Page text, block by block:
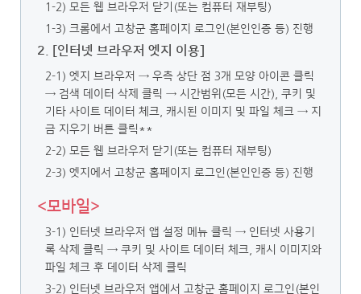
1-2) 모든 웹 브라우저 닫기(또는 컴퓨터 재부팅)
1-3) 크롬에서 고창군 홈페이지 로그인(본인인증 등) 진행
2. [인터넷 브라우저 엣지 이용]
2-1) 엣지 브라우저 → 우측 상단 점 3개 모양 아이콘 클릭
→ 검색 데이터 삭제 클릭 → 시간범위(모든 시간), 쿠키 및
기타 사이트 데이터 체크, 캐시된 이미지 및 파일 체크 → 지
금 지우기 버튼 클릭**
2-2) 모든 웹 브라우저 닫기(또는 컴퓨터 재부팅)
2-3) 엣지에서 고창군 홈페이지 로그인(본인인증 등) 진행
<모바일>
3-1) 인터넷 브라우저 앱 설정 메뉴 클릭 → 인터넷 사용기
록 삭제 클릭 → 쿠키 및 사이트 데이터 체크, 캐시 이미지와
파일 체크 후 데이터 삭제 클릭
3-2) 인터넷 브라우저 앱에서 고창군 홈페이지 로그인(본인